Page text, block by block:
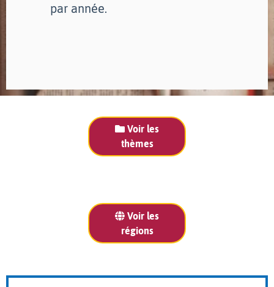
par année.
Voir les
thèmes
Voir les
régions